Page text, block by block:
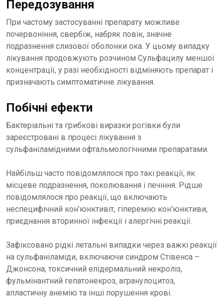
Передозування
При частому застосуванні препарату можливе
почервоніння, свербіж, набряк повік, значне
подразнення слизової оболонки ока. У цьому випадку
лікування продовжують розчином Сульфацилу меншої
концентрації, у разі необхідності відміняють препарат і
призначають симптоматичне лікування.
Побічні ефекти
Бактеріальні та грибкові виразки рогівки були
зареєстровані в процесі лікування з
сульфаніламідними офтальмологічними препаратами.
Найбільш часто повідомлялося про такі реакції, як
місцеве подразнення, поколювання і печіння. Рідше
повідомлялося про реакції, що включають
неспецифічний кон’юнктивіт, гіперемію кон’юнктиви,
приєднання вторинної інфекції і алергічні реакції.
Зафіксовано рідкі летальні випадки через важкі реакції
на сульфаніламіди, включаючи синдром Стівенса –
Джонсона, токсичний епідермальний некроліз,
фульмінантний гепатонекроз, агранулоцитоз,
апластичну анемію та інші порушення крові.